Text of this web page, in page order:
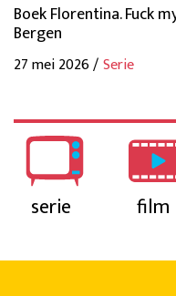
Boek Florentina. Fuck
Bergen
27 mei 2026 /Serie
serie film